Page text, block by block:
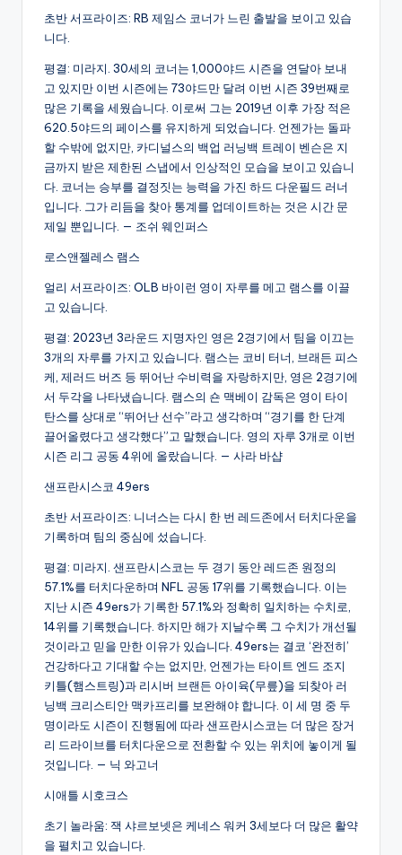
초반 서프라이즈: RB 제임스 코너가 느린 출발을 보이고 있습
니다.
평결: 미라지. 30세의 코너는 1,000야드 시즌을 연달아 보내
고 있지만 이번 시즌에는 73야드만 달려 이번 시즌 39번째로
많은 기록을 세웠습니다. 이로써 그는 2019년 이후 가장 적은
620.5야드의 페이스를 유지하게 되었습니다. 언젠가는 돌파
할 수밖에 없지만, 카디널스의 백업 러닝백 트레이 벤슨은 지
금까지 받은 제한된 스냅에서 인상적인 모습을 보이고 있습니
다. 코너는 승부를 결정짓는 능력을 가진 하드 다운필드 러너
입니다. 그가 리듬을 찾아 통계를 업데이트하는 것은 시간 문
제일 뿐입니다. — 조쉬 웨인퍼스
로스앤젤레스 램스
얼리 서프라이즈: OLB 바이런 영이 자루를 메고 램스를 이끌
고 있습니다.
평결: 2023년 3라운드 지명자인 영은 2경기에서 팀을 이끄는
3개의 자루를 가지고 있습니다. 램스는 코비 터너, 브래든 피스
케, 제러드 버즈 등 뛰어난 수비력을 자랑하지만, 영은 2경기에
서 두각을 나타냈습니다. 램스의 숀 맥베이 감독은 영이 타이
탄스를 상대로 “뛰어난 선수”라고 생각하며 “경기를 한 단계
끌어올렸다고 생각했다”고 말했습니다. 영의 자루 3개로 이번
시즌 리그 공동 4위에 올랐습니다. — 사라 바샵
샌프란시스코 49ers
초반 서프라이즈: 니너스는 다시 한 번 레드존에서 터치다운을
기록하며 팀의 중심에 섰습니다.
평결: 미라지. 샌프란시스코는 두 경기 동안 레드존 원정의
57.1%를 터치다운하며 NFL 공동 17위를 기록했습니다. 이는
지난 시즌 49ers가 기록한 57.1%와 정확히 일치하는 수치로,
14위를 기록했습니다. 하지만 해가 지날수록 그 수치가 개선될
것이라고 믿을 만한 이유가 있습니다. 49ers는 결코 ‘완전히’
건강하다고 기대할 수는 없지만, 언젠가는 타이트 엔드 조지
키틀(햄스트링)과 리시버 브랜든 아이육(무릎)을 되찾아 러
닝백 크리스티안 맥카프리를 보완해야 합니다. 이 세 명 중 두
명이라도 시즌이 진행됨에 따라 샌프란시스코는 더 많은 장거
리 드라이브를 터치다운으로 전환할 수 있는 위치에 놓이게 될
것입니다. — 닉 와고너
시애틀 시호크스
초기 놀라움: 잭 샤르보넷은 케네스 워커 3세보다 더 많은 활약
을 펼치고 있습니다.